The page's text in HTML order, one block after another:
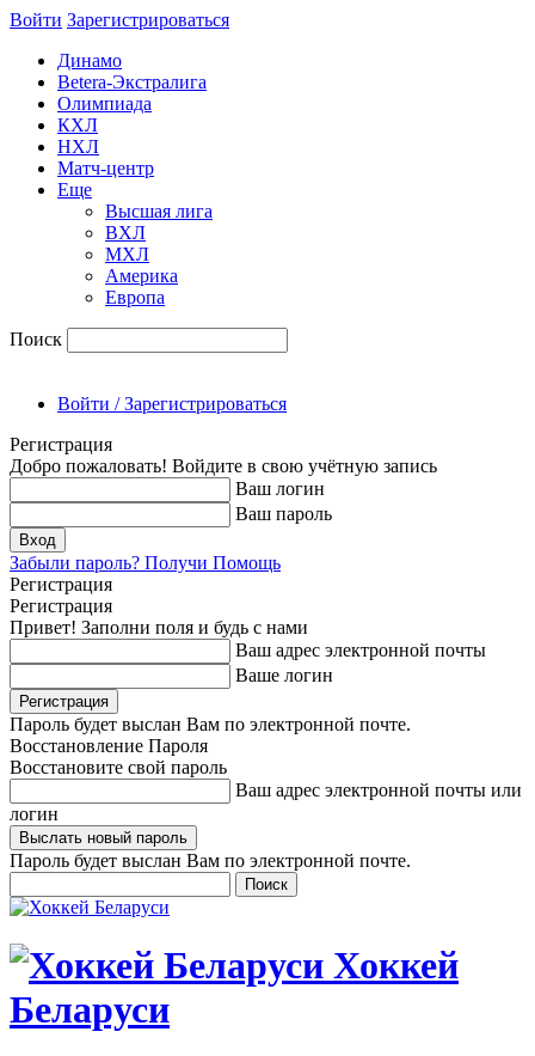
Войти Зарегиcтрироваться
Динамо
Betera-Экстралига
Олимпиада
КХЛ
НХЛ
Матч-центр
Еще
Высшая лига
ВХЛ
МХЛ
Америка
Европа
Поиск
Войти / Зарегистрироваться
Регистрация
Добро пожаловать! Войдите в свою учётную запись
Ваш логин
Ваш пароль
Забыли пароль? Получи Помощь
Регистрация
Регистрация
Привет! Заполни поля и будь с нами
Ваш адрес электронной почты
Ваше логин
Пароль будет выслан Вам по электронной почте.
Восстановление Пароля
Восстановите свой пароль
Ваш адрес электронной почты или
логин
Пароль будет выслан Вам по электронной почте.
Хоккей
Беларуси